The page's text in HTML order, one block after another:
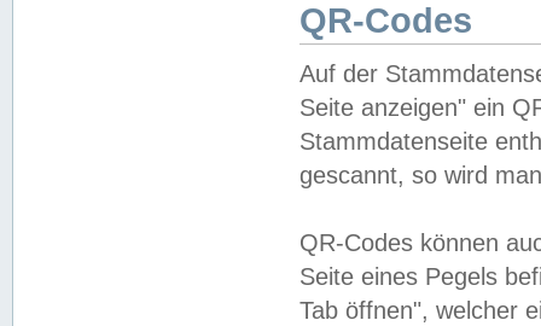
QR-Codes
Auf der
Seite anzeigen" ein
Stammdatenseite
gescannt, so wird
QR-Codes können
Seite eines Pegels
Tab öffnen", welcher